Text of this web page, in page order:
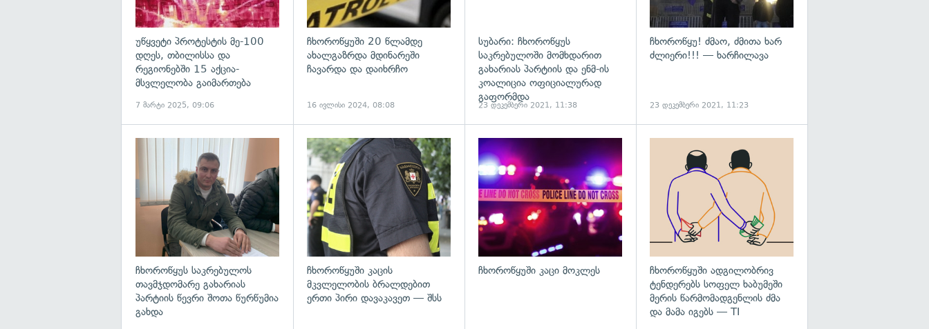
უწყვეტი პროტესტის მე-100
დღეს, თბილისსა და
რეგიონებში 15 აქცია-
მსვლელობა გაიმართება
7 მარტი 2025, 09:06
ჩხოროწყუში 20 წლამდე
ახალგაზრდა მდინარეში
ჩავარდა და დაიხრჩო
16 ივლისი 2024, 08:08
სუბარი: ჩხოროწყუს
საკრებულოში მომხდარით
გახარიას პარტიის და ენმ-ის
კოალიცია ოფიციალურად
გაფორმდა
23 დეკემბერი 2021, 11:38
ჩხოროწყუ! ძმაო, ძმითა ხარ
ძლიერი!!! — ხარჩილავა
23 დეკემბერი 2021, 11:23
გადახედვა
ჩხოროწყუს საკრებულოს
თავმჯდომარე გახარიას
პარტიის წევრი შოთა წურწუმია
გახდა
გადახედვა
ჩხოროწყუში კაცის
მკვლელობის ბრალდებით
ერთი პირი დავაკავეთ — შსს
ჩხოროწყუში კაცი მოკლეს
ჩხოროწყუში ადგილობრივ
ტენდერებს სოფელ ხაბუმეში
მერის წარმომადგენლის ძმა
და მამა იგებს — TI